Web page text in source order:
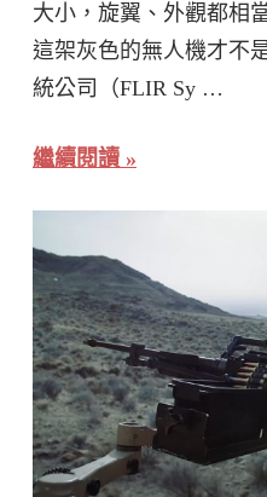
大小，旋翼、外觀都相
這架灰色的無人機才不
統公司（FLIR Sy …
繼續閱讀